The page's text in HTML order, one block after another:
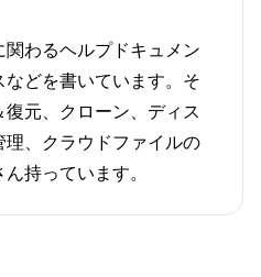
関わるヘルプドキュメン
などを書いています。そ
元、クローン、ディス
、クラウドファイルの
持っています。